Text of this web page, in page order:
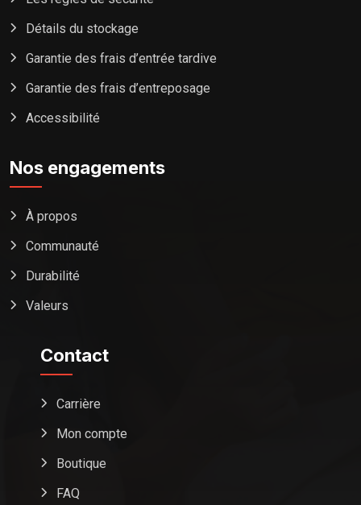
Détails du stockage
Garantie des frais d’entrée tardive
Garantie des frais d’entreposage
Accessibilité
Nos engagements
À propos
Communauté
Durabilité
Valeurs
Contact
Carrière
Mon compte
Boutique
FAQ